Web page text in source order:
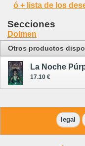
ó + lista de los
Secciones
Dolmen
Otros productos
La Noche
17.10 €
legal